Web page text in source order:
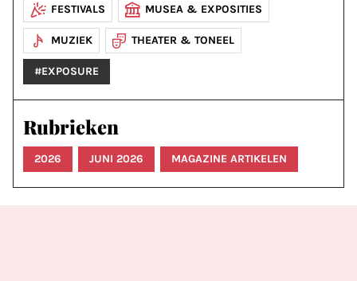
FESTIVALS MUSEA & EXPOSITIES
MUZIEK THEATER & TONEEL
#EXPOSURE
Rubrieken
2026 JUNI 2026 MAGAZINE ARTIKELEN